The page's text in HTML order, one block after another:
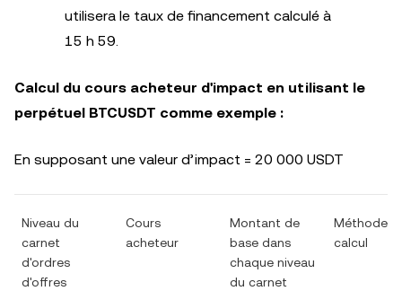
utilisera le taux de financement calculé à
15 h 59.
Calcul du cours acheteur d'impact en utilisant le
perpétuel BTCUSDT comme exemple :
En supposant une valeur d’impact = 20 000 USDT
Niveau du
carnet
d'ordres
d'offres
Cours
acheteur
Montant de
base dans
chaque niveau
du carnet
Méthode
calcul